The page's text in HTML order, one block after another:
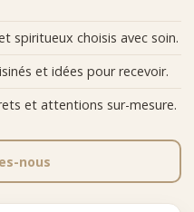
spiritueux choisis avec soin.
et idées pour recevoir.
et attentions sur-mesure.
nous